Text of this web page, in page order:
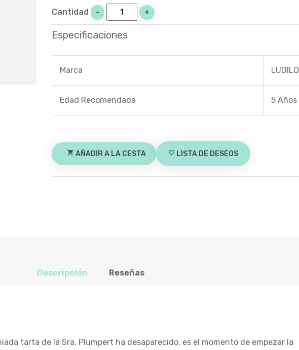
Cantidad - +
Especificaciones
Marca LUDILO
Edad Recomendada 5 Años
shopping_cart AÑADIR A LA CESTA favorite_border LISTA DE DESEOS
Descripción Reseñas
tarta de la Sra. Plumpert ha desaparecido, es el momento de empezar la